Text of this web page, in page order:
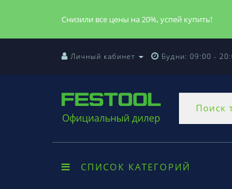
Снизили все цены на 20%, успей купить!
Личный кабинет Будни: 09:00 -
Официальный дилер
СПИСОК КАТЕГОРИЙ